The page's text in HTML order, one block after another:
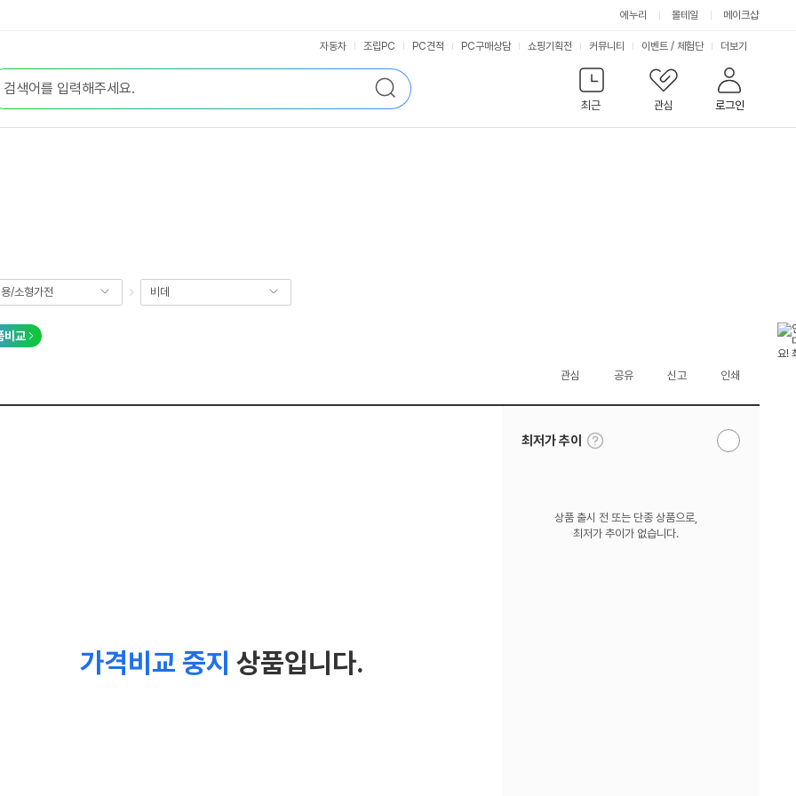
에누리 몰테일 메이크샵
검
색
최근
관심 로그인
자동차 조립PC PC견적 PC구매상담 쇼핑기획전 커뮤니티 이벤트 / 체험단 서
비
스
더보기
/소형가전 비데
비교
관심 공유 신고 인쇄
가격비교 중지 상품입니다.
최저가 추이
툴
팁
알
상품 출시 전 또는 단종 상품으로,
최저가 추이가 없습니다.